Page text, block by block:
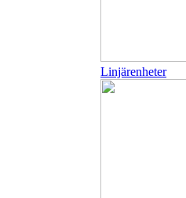
Linjärenheter